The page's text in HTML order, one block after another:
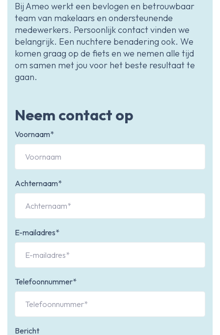
Bij Ameo werkt een bevlogen en betrouwbaar
team van makelaars en ondersteunende
medewerkers. Persoonlijk contact vinden we
belangrijk. Een nuchtere benadering ook. We
komen graag op de fiets en we nemen alle tijd
om samen met jou voor het beste resultaat te
gaan.
Neem contact op
Voornaam*
Achternaam*
E-mailadres*
Telefoonnummer*
Bericht